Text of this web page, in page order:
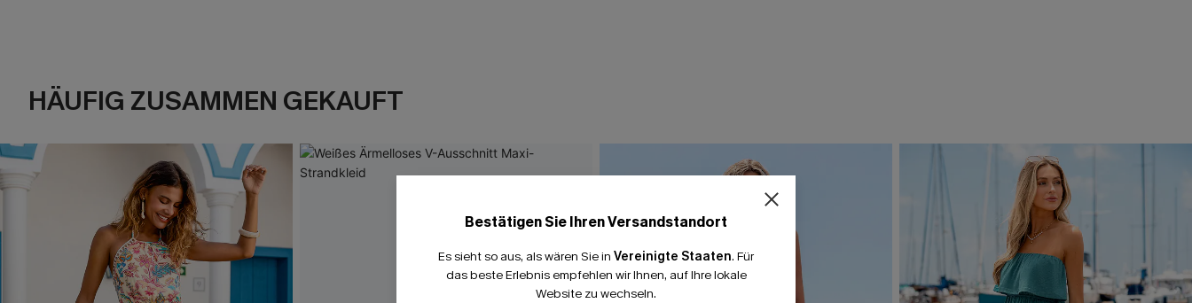
HÄUFIG ZUSAMMEN GEKAUFT
Bestätigen Sie Ihren Versandstandort
Es sieht so aus, als wären Sie in Vereinigte Staaten. Für
das beste Erlebnis empfehlen wir Ihnen, auf Ihre lokale
Website zu wechseln.